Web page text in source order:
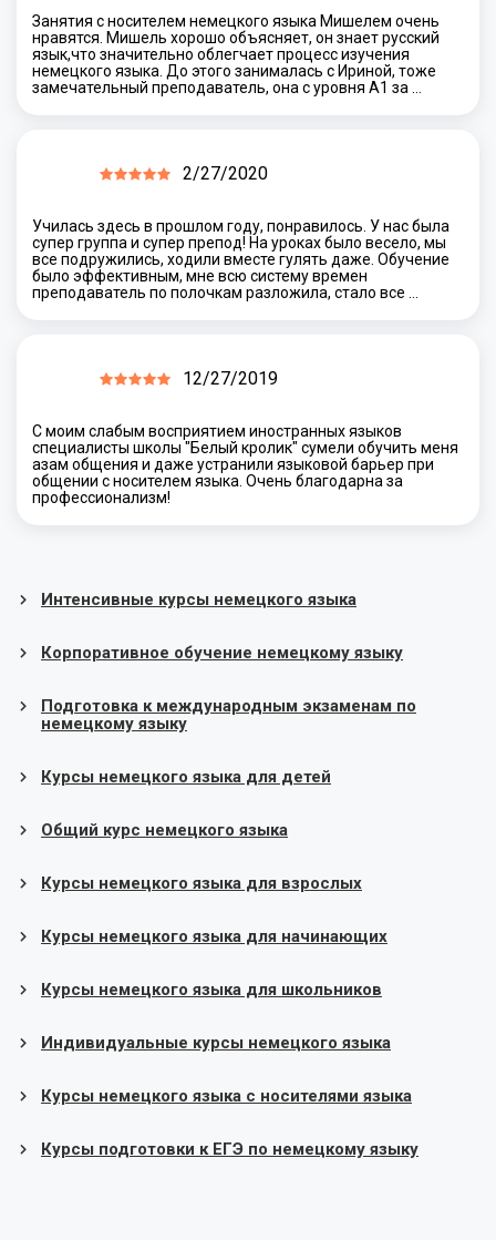
Занятия с носителем немецкого языка Мишелем очень
нравятся. Мишель хорошо объясняет, он знает русский
язык,что значительно облегчает процесс изучения
немецкого языка. До этого занималась с Ириной, тоже
замечательный преподаватель, она с уровня А1 за …
2/27/2020
Училась здесь в прошлом году, понравилось. У нас была
супер группа и супер препод! На уроках было весело, мы
все подружились, ходили вместе гулять даже. Обучение
было эффективным, мне всю систему времен
преподаватель по полочкам разложила, стало все …
12/27/2019
С моим слабым восприятием иностранных языков
специалисты школы "Белый кролик" сумели обучить меня
азам общения и даже устранили языковой барьер при
общении с носителем языка. Очень благодарна за
профессионализм!
Интенсивные курсы немецкого языка
Корпоративное обучение немецкому языку
Подготовка к международным экзаменам по
немецкому языку
Курсы немецкого языка для детей
Общий курс немецкого языка
Курсы немецкого языка для взрослых
Курсы немецкого языка для начинающих
Курсы немецкого языка для школьников
Индивидуальные курсы немецкого языка
Курсы немецкого языка с носителями языка
Курсы подготовки к ЕГЭ по немецкому языку